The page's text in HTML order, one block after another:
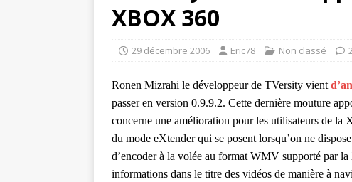
XBOX 360
29 décembre 2006 Eric78 Non classé
Ronen Mizrahi le développeur de TVersity vient
passer en version 0.9.9.2. Cette dernière mouture
concerne une amélioration pour les utilisateurs de
du mode eXtender qui se posent lorsqu’on ne
d’encoder à la volée au format WMV supporté par
informations dans le titre des vidéos de manière à